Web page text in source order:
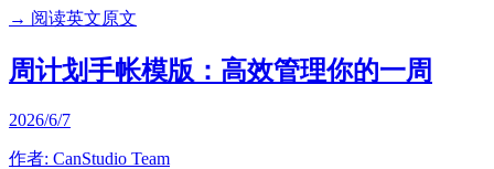
→ 阅读英文原文
周计划手帐模版：高效管理你的一周
2026/6/7
作者: CanStudio Team